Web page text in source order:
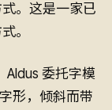
。这是一家已
。
Aldus 委托字模
形，倾斜而带